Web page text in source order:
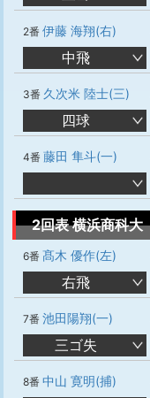
2番 伊藤 海翔(右)
中飛
3番 久次米 陸士(三)
四球
4番 藤田 隼斗(一)
2回表 横浜商科大
6番 髙木 優作(左)
右飛
7番 池田陽翔(一)
三ゴ失
8番 中山 寛明(捕)